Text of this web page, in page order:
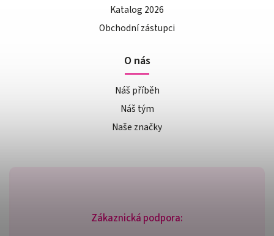
Zákaznická podpora:
Katalog 2026
Obchodní zástupci
O nás
Náš příběh
Náš tým
Naše značky